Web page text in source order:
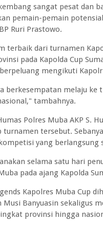
sangat pesat dan
pemain-pemain
Ruri Prastowo.
terbaik dari turnamen
pada Kapolda Cup
mengikuti
berkesempatan melaju
tambahnya.
Polres Muba AKP S.
turnamen tersebut.
yang berlangsung
selama satu hari
pada ajang Kapolda
Kapolres Muba Cup
Musi Banyuasin sekaligus
provinsi hingga